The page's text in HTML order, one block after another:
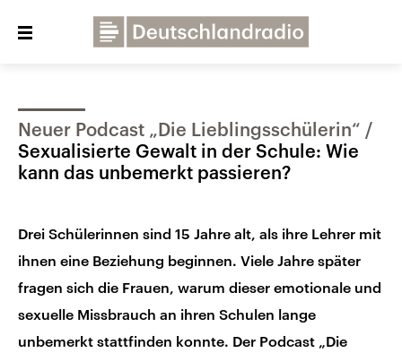
Close
Deutschlandfunk Kultur
Über uns Programme Presse
Dialog und Kontakt Veranstaltungen
Neuer Podcast „Die Lieblingsschülerin“
Sexualisierte Gewalt in der Schule: Wie
kann das unbemerkt passieren?
Drei Schülerinnen sind 15 Jahre alt, als ihre Lehrer mit
ihnen eine Beziehung beginnen. Viele Jahre später
fragen sich die Frauen, warum dieser emotionale und
sexuelle Missbrauch an ihren Schulen lange
unbemerkt stattfinden konnte. Der Podcast „Die